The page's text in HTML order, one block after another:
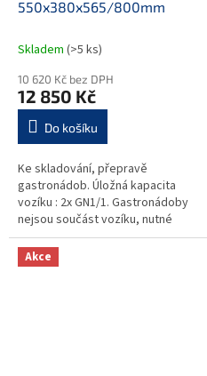
550x380x565/800mm
Skladem (>5 ks)
10 620 Kč bez DPH
12 850 Kč
Do košíku
Ke skladování, přepravě
gastronádob. Úložná kapacita
vozíku : 2x GN1/1. Gastronádoby
nejsou součást vozíku, nutné
přikoupit.
Akce